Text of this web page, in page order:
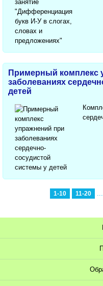
Примерный комплекс
заболеваниях
детей
1-10 11-20 ...